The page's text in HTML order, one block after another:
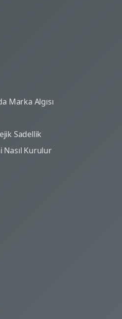
Marka Algısı
Sadellik
Nasıl Kurulur